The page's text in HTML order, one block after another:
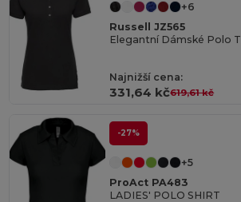
+6
Russell JZ565
Elegantní Dámské Polo
Najnižší cena:
331,64 kč619,61 kč
-27%
+5
ProAct PA483
LADIES' POLO SHIRT